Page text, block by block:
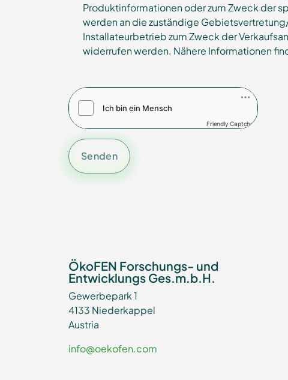
Produktinformationen oder zum Zweck der
werden an die zuständige
Installateurbetrieb zum Zweck der
widerrufen werden. Nähere Informationen
Friendly Captcha
Senden
ÖkoFEN Forschungs- und
Entwicklungs Ges.m.b.H.
Gewerbepark 1
4133 Niederkappel
Austria
info@oekofen.com